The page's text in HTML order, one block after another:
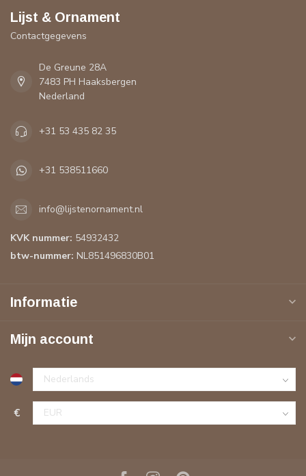
Lijst & Ornament
Contactgegevens
De Greune 28A
7483 PH Haaksbergen
Nederland
+31 53 435 82 35
+31 538511660
info@lijstenornament.nl
KVK nummer: 54932432
btw-nummer: NL851496830B01
Informatie
Mijn account
€